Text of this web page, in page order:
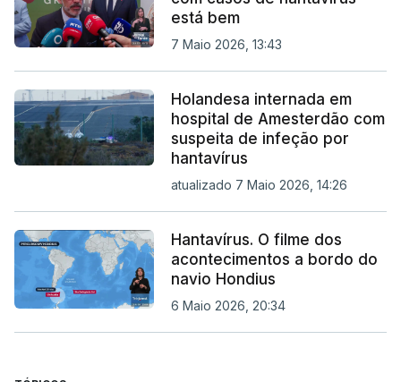
está bem
7 Maio 2026, 13:43
Holandesa internada em
hospital de Amesterdão com
suspeita de infeção por
hantavírus
atualizado 7 Maio 2026, 14:26
Hantavírus. O filme dos
acontecimentos a bordo do
navio Hondius
6 Maio 2026, 20:34